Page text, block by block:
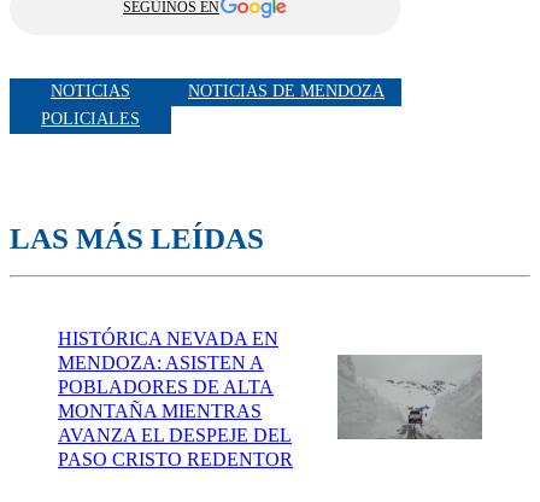
SEGUINOS EN
NOTICIAS
NOTICIAS DE MENDOZA
POLICIALES
LAS MÁS LEÍDAS
HISTÓRICA NEVADA EN
MENDOZA: ASISTEN A
POBLADORES DE ALTA
MONTAÑA MIENTRAS
AVANZA EL DESPEJE DEL
PASO CRISTO REDENTOR